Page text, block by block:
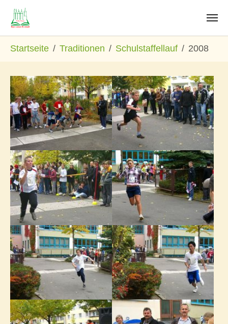
Startseite Traditionen Schulstaffellauf 2008